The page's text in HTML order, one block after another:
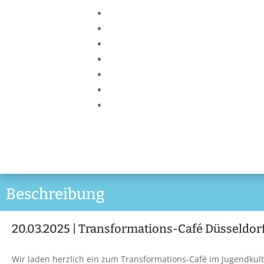
Beschreibung
20.03.2025 | Transformations-Café
Wir laden herzlich ein zum Transformations-Café im